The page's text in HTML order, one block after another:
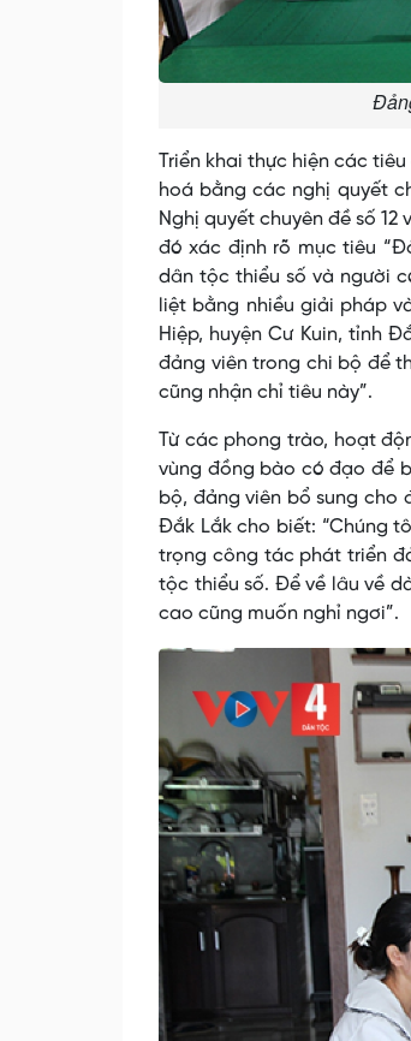
Triển khai thực hiện các
hoá bằng các nghị quyết
Nghị quyết chuyên đề số
đó xác định rõ mục tiêu
dân tộc thiểu số và người
liệt bằng nhiều giải pháp
Hiệp, huyện Cư Kuin, tỉnh
đảng viên trong chi bộ để
cũng nhận chỉ tiêu này”.
Từ các phong trào, hoạt
vùng đồng bào có đạo để
bộ, đảng viên bổ sung cho
Đắk Lắk cho biết: “Chúng
trọng công tác phát triển
tộc thiểu số. Để về lâu về
cao cũng muốn nghỉ ngơi”.